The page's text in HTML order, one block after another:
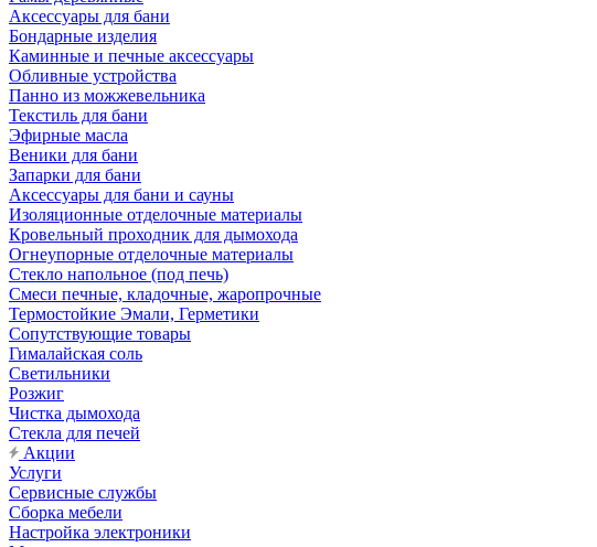
Аксессуары для бани
Бондарные изделия
Каминные и печные аксессуары
Обливные устройства
Панно из можжевельника
Текстиль для бани
Эфирные масла
Веники для бани
Запарки для бани
Аксессуары для бани и сауны
Изоляционные отделочные материалы
Кровельный проходник для дымохода
Огнеупорные отделочные материалы
Стекло напольное (под печь)
Смеси печные, кладочные, жаропрочные
Термостойкие Эмали, Герметики
Сопутствующие товары
Гималайская соль
Светильники
Розжиг
Чистка дымохода
Стекла для печей
Акции
Услуги
Сервисные службы
Сборка мебели
Настройка электроники